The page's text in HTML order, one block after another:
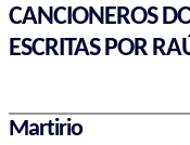
CANCIONEROS
ESCRITAS POR
Martirio